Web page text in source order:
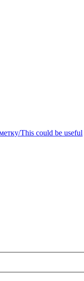
This could be useful